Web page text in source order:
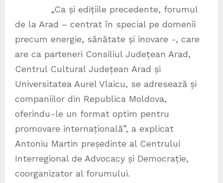
„Ca și edițiile precedente, forumul
de la Arad – centrat în special pe domenii
precum energie, sănătate și inovare -, care
are ca parteneri Consiliul Județean Arad,
Centrul Cultural Județean Arad și
Universitatea Aurel Vlaicu, se adresează și
companiilor din Republica Moldova,
oferindu-le un format optim pentru
promovare internațională”, a explicat
Antoniu Martin președinte al Centrului
Interregional de Advocacy și Democrație,
coorganizator al forumului.